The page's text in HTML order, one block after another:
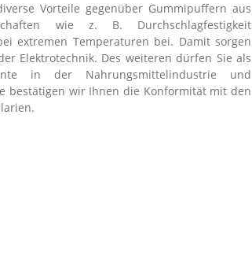
Vorteile gegenüber Gummipuffern aus
wie z. B. Durchschlagfestigkeit
extremen Temperaturen bei. Damit sorgen
Elektrotechnik. Des weiteren dürfen Sie als
in der Nahrungsmittelindustrie und
bestätigen wir Ihnen die Konformität mit den